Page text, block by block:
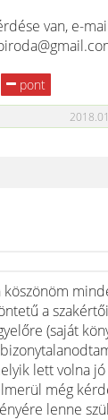
van, e-
pont
köszönöm
a
(saját
lett volna
még
lenne